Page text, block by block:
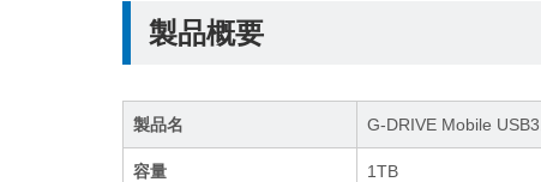
製品概要
製品名 G-DRIVE Mobile
容量 1TB